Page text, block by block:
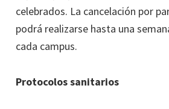
celebrados. La cancelación por
podrá realizarse hasta una
cada campus.
Protocolos sanitarios